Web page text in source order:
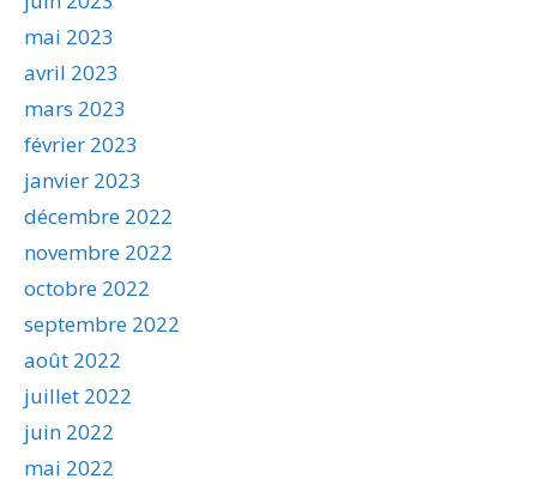
mai 2023
avril 2023
mars 2023
février 2023
janvier 2023
décembre 2022
novembre 2022
octobre 2022
septembre 2022
août 2022
juillet 2022
juin 2022
mai 2022